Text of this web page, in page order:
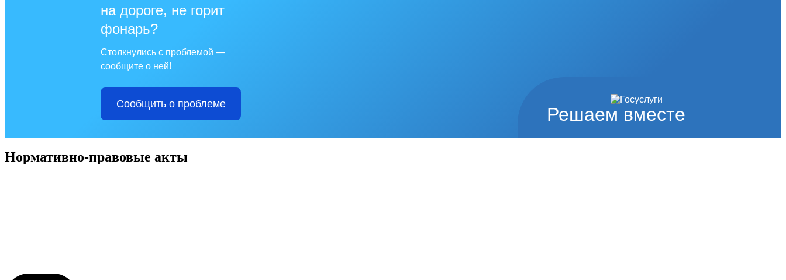
Решаем вместе
на дороге, не горит
фонарь?
Столкнулись с проблемой —
сообщите о ней!
Сообщить о проблеме
Нормативно-правовые акты